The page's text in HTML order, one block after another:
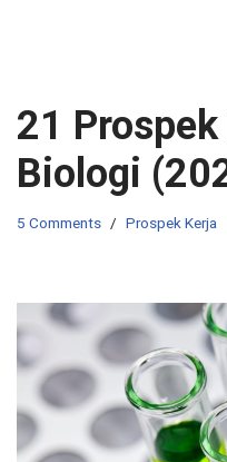
21
Biologi
5 Comments Prospek Kerja